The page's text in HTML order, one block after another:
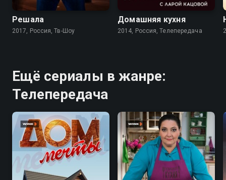
Решала
2017, Россия, Тв-Шоу
Домашняя кухня
2014, Россия, Телепередача
Ещё сериалы в жанре:
Телепередача